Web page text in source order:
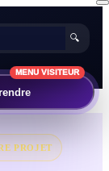
🔍
PROJET
MENU VISITEUR